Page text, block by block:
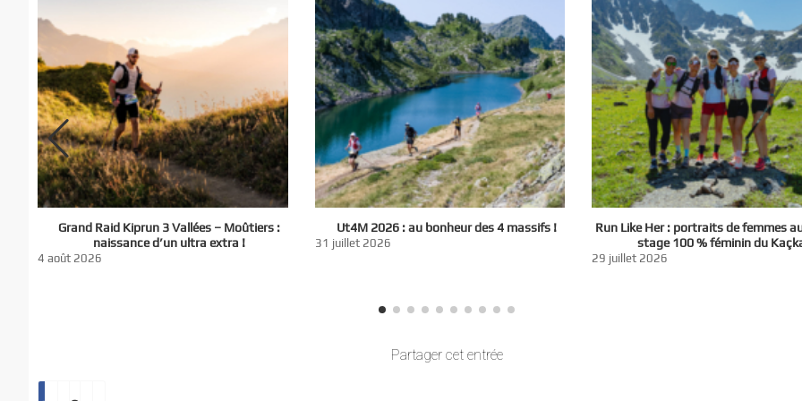
Grand Raid Kiprun 3 Vallées – Moûtiers :
naissance d’un ultra extra !
4 août 2026
Ut4M 2026 : au bonheur des 4 massifs !
31 juillet 2026
Run Like Her : portraits de femmes
stage 100 % féminin du
29 juillet 2026
Partager cet entrée